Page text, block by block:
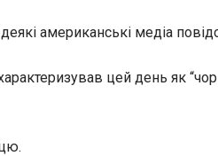
американські медіа
цей день як